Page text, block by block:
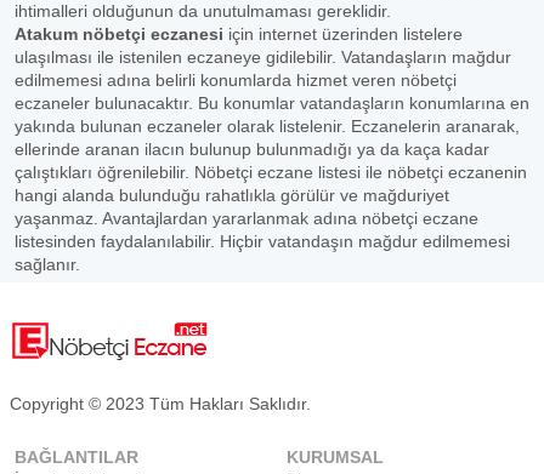
ihtimalleri olduğunun da unutulmaması gereklidir.
Atakum nöbetçi eczanesi için internet üzerinden listelere
ulaşılması ile istenilen eczaneye gidilebilir. Vatandaşların mağdur
edilmemesi adına belirli konumlarda hizmet veren nöbetçi
eczaneler bulunacaktır. Bu konumlar vatandaşların konumlarına en
yakında bulunan eczaneler olarak listelenir. Eczanelerin aranarak,
ellerinde aranan ilacın bulunup bulunmadığı ya da kaça kadar
çalıştıkları öğrenilebilir. Nöbetçi eczane listesi ile nöbetçi eczanenin
hangi alanda bulunduğu rahatlıkla görülür ve mağduriyet
yaşanmaz. Avantajlardan yararlanmak adına nöbetçi eczane
listesinden faydalanılabilir. Hiçbir vatandaşın mağdur edilmemesi
sağlanır.
Copyright © 2023 Tüm Hakları Saklıdır.
BAĞLANTILAR
KURUMSAL